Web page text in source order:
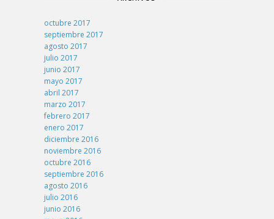
octubre 2017
septiembre 2017
agosto 2017
julio 2017
junio 2017
mayo 2017
abril 2017
marzo 2017
febrero 2017
enero 2017
diciembre 2016
noviembre 2016
octubre 2016
septiembre 2016
agosto 2016
julio 2016
junio 2016